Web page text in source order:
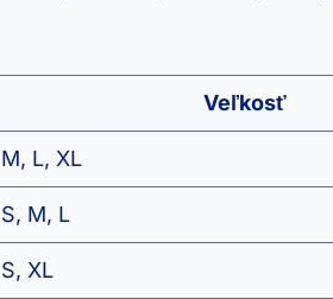
Veľkosť
M, L, XL
S, M, L
S, XL